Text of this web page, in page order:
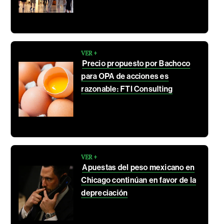
VER +
Precio propuesto por Bachoco
para OPA de acciones es
razonable: FTI Consulting
VER +
Apuestas del peso mexicano en
Chicago continúan en favor de la
depreciación